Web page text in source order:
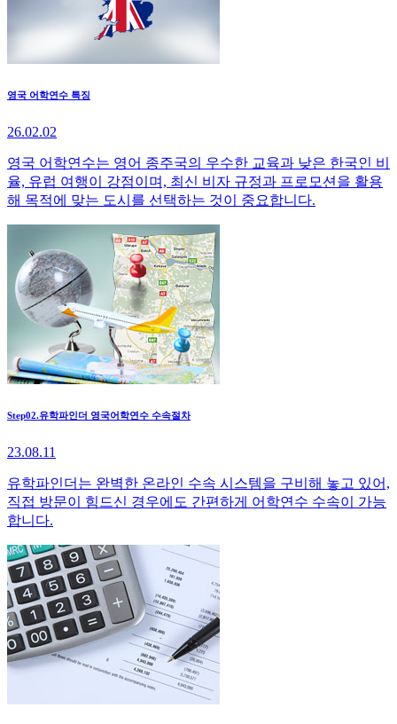
영국 어학연수 특징
26.02.02
영국 어학연수는 영어 종주국의 우수한 교육과 낮은 한국인 비
율, 유럽 여행이 강점이며, 최신 비자 규정과 프로모션을 활용
해 목적에 맞는 도시를 선택하는 것이 중요합니다.
Step02.유학파인더 영국어학연수 수속절차
23.08.11
유학파인더는 완벽한 온라인 수속 시스템을 구비해 놓고 있어,
직접 방문이 힘드신 경우에도 간편하게 어학연수 수속이 가능
합니다.